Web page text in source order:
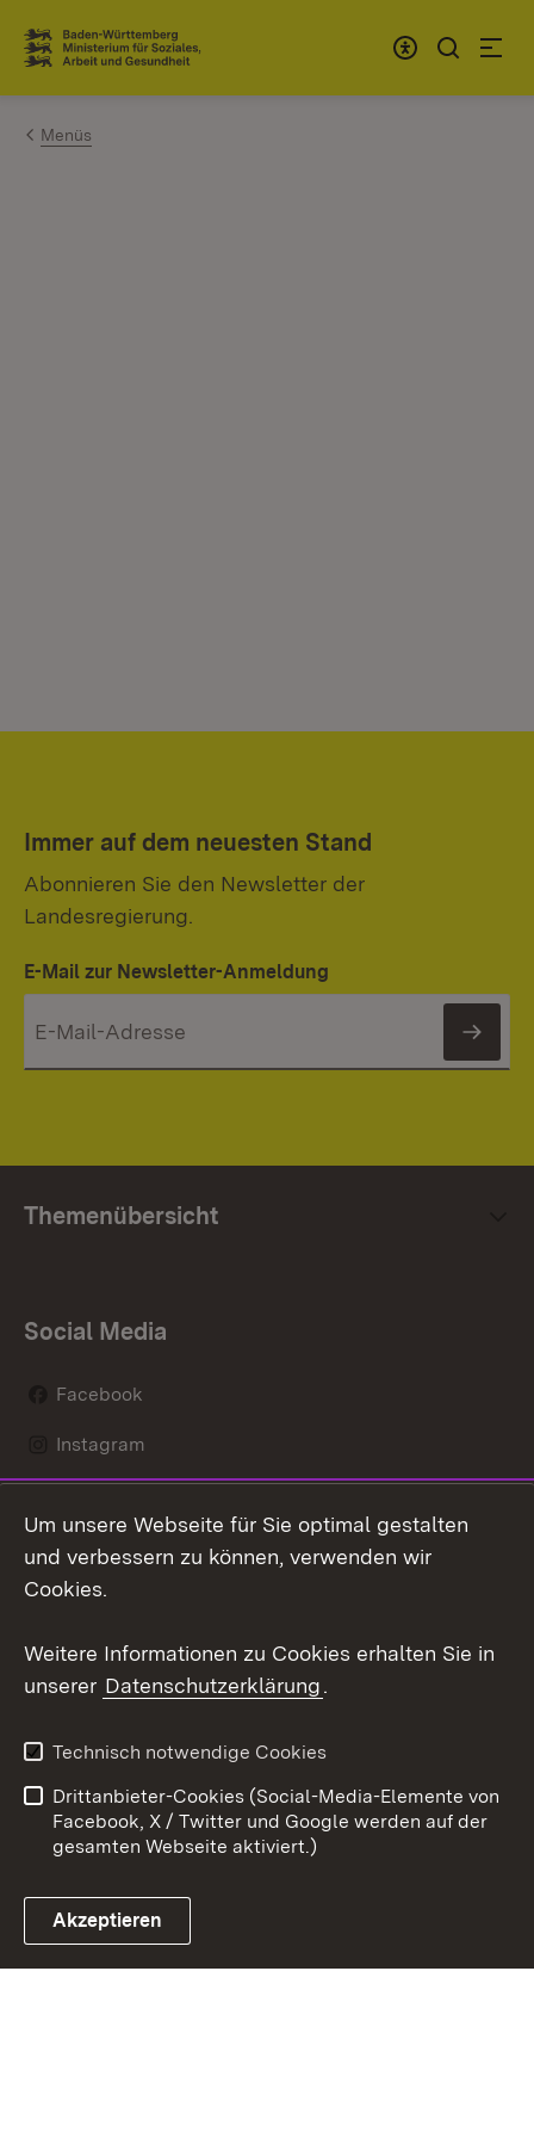
Zum Inhalt springen
Link zur Startseite
Menüs
Immer auf dem neuesten Stand
Abonnieren Sie den Newsletter der
Landesregierung.
E-Mail zur Newsletter-Anmeldung
Themenübersicht
Social Media
Facebook
Instagram
Mastodon
Youtube
Link zum Landesportal
Kontakt
Datenschutz
Barrierefreiheit
Impressum Cookies
Um unsere Webseite für Sie optimal gestalten
und verbessern zu können, verwenden wir
Cookies.
Weitere Informationen zu Cookies erhalten Sie in
unserer Datenschutzerklärung.
Technisch notwendige Cookies
Drittanbieter-Cookies (Social-Media-Elemente von
Facebook, X / Twitter und Google werden auf der
gesamten Webseite aktiviert.)
Akzeptieren